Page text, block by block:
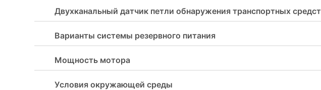
Двухканальный датчик петли обнаружения транспортных
Варианты системы резервного питания
Мощность мотора
Условия окружающей среды